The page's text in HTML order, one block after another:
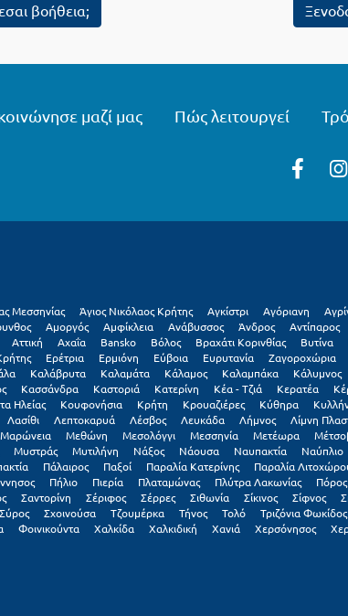
βοήθεια;
μαζί μας Πώς λειτουργεί
Μεσσηνίας Άγιος Νικόλαος Κρήτης Αγκίστρι Αγόριανη
Αμοργός Αμφίκλεια Ανάβυσσος Άνδρος Αντίπαρος
Αττική Αχαΐα Βansko Βόλος Βραχάτι Κορινθίας Βυτίνα
Ερέτρια Ερμιόνη Εύβοια Ευρυτανία Ζαγοροχώρια
Καλάβρυτα Καλαμάτα Κάλαμος Καλαμπάκα Κάλυμνος
Κασσάνδρα Καστοριά Κατερίνη Κέα - Τζιά Κερατέα
Ηλείας Κουφονήσια Κρήτη Κρουαζιέρες Κύθηρα
Λασίθι Λεπτοκαρυά Λέσβος Λευκάδα Λήμνος Λίμνη
Μαρώνεια Μεθώνη Μεσολόγγι Μεσσηνία Μετέωρα
Μυστράς Μυτιλήνη Νάξος Νάουσα Ναυπακτία Ναύπλιο
Πάλαιρος Παξοί Παραλία Κατερίνης Παραλία
Πήλιο Πιερία Πλαταμώνας Πλύτρα Λακωνίας Πόρος
Σαντορίνη Σέριφος Σέρρες Σιθωνία Σίκινος Σίφνος
Σύρος Σχοινούσα Τζουμέρκα Τήνος Τολό Τριζόνια Φωκίδος
Φοινικούντα Χαλκίδα Χαλκιδική Χανιά Χερσόνησος